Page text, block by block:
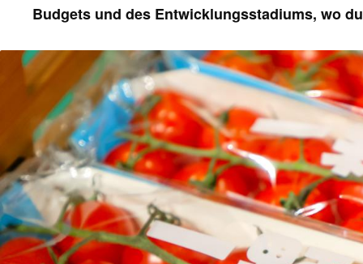
Budgets und des Entwicklungsstadiums, wo